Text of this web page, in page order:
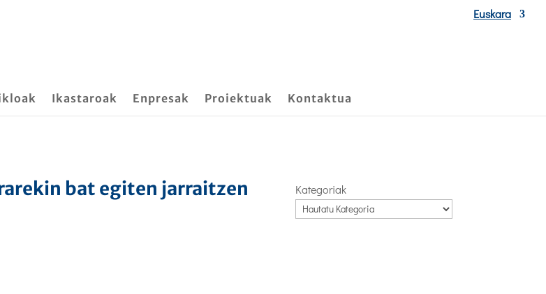
Euskara
Ikastaroak Enpresak Proiektuak Kontaktua
bat egiten jarraitzen Kategoriak